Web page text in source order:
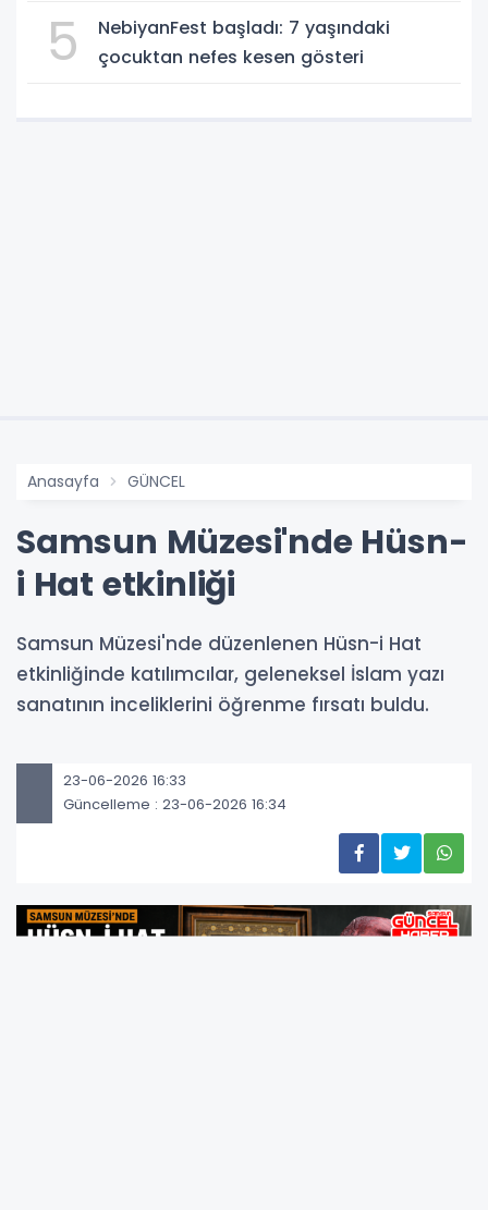
5
NebiyanFest başladı: 7 yaşındaki
çocuktan nefes kesen gösteri
Anasayfa GÜNCEL
Samsun Müzesi'nde Hüsn-
i Hat etkinliği
Samsun Müzesi'nde düzenlenen Hüsn-i Hat
etkinliğinde katılımcılar, geleneksel İslam yazı
sanatının inceliklerini öğrenme fırsatı buldu.
23-06-2026 16:33
Güncelleme : 23-06-2026 16:34